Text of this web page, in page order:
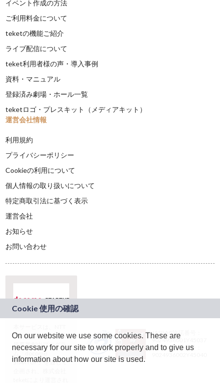
イベント作成の方法
ご利用料金について
teketの機能ご紹介
ライブ配信について
teket利用者様の声・導入事例
資料・マニュアル
登録済み劇場・ホール一覧
teketロゴ・プレスキット（メディアキット）
運営会社情報
利用規約
プライバシーポリシー
Cookieの利用について
個人情報の取り扱いについて
特定商取引法に基づく表示
運営会社
お知らせ
お問い合わせ
ドコモグループの新
規事業創出プログラ
ム「docomo
STARTUP」を通じて
JASRAC許諾番号：
9024936001Y45037
JASRAC許諾番号：
On our website we use some cookies. These are
necessary for our site to work properly and to give us
information about how our site is used.